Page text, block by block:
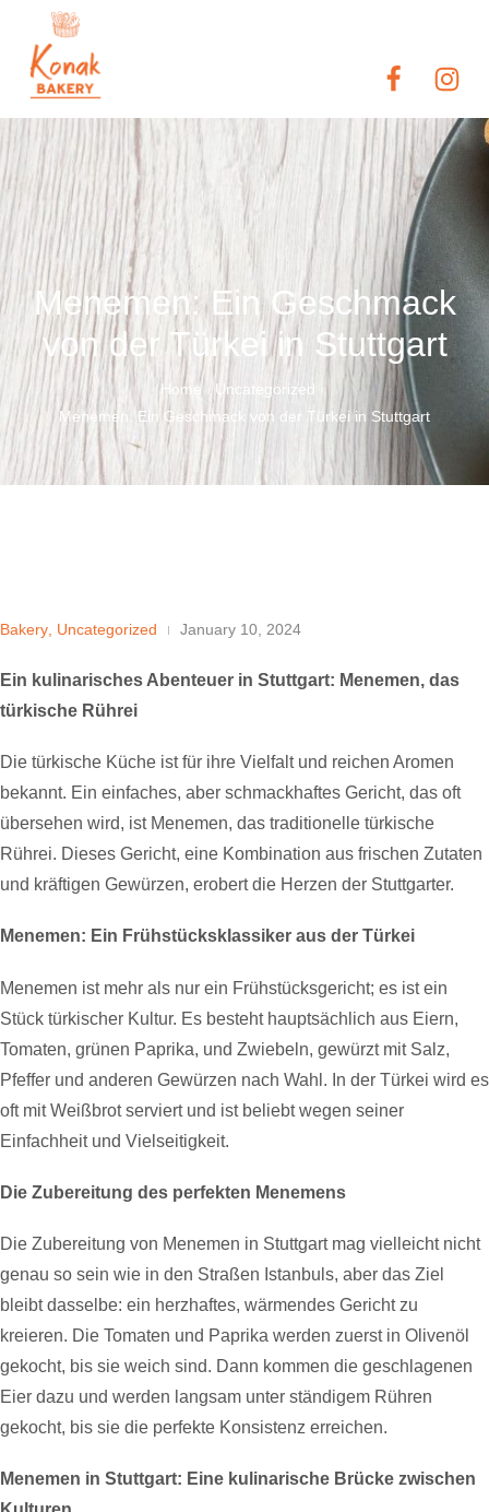
Menemen: Ein Geschmack
von der Türkei in Stuttgart
Home Uncategorized
Menemen: Ein Geschmack von der Türkei in Stuttgart
Bakery Uncategorized January 10, 2024
Ein kulinarisches Abenteuer in Stuttgart: Menemen, das
türkische Rührei
Die türkische Küche ist für ihre Vielfalt und reichen Aromen
bekannt. Ein einfaches, aber schmackhaftes Gericht, das oft
übersehen wird, ist Menemen, das traditionelle türkische
Rührei. Dieses Gericht, eine Kombination aus frischen Zutaten
und kräftigen Gewürzen, erobert die Herzen der Stuttgarter.
Menemen: Ein Frühstücksklassiker aus der Türkei
Menemen ist mehr als nur ein Frühstücksgericht; es ist ein
Stück türkischer Kultur. Es besteht hauptsächlich aus Eiern,
Tomaten, grünen Paprika, und Zwiebeln, gewürzt mit Salz,
Pfeffer und anderen Gewürzen nach Wahl. In der Türkei wird es
oft mit Weißbrot serviert und ist beliebt wegen seiner
Einfachheit und Vielseitigkeit.
Die Zubereitung des perfekten Menemens
Die Zubereitung von Menemen in Stuttgart mag vielleicht nicht
genau so sein wie in den Straßen Istanbuls, aber das Ziel
bleibt dasselbe: ein herzhaftes, wärmendes Gericht zu
kreieren. Die Tomaten und Paprika werden zuerst in Olivenöl
gekocht, bis sie weich sind. Dann kommen die geschlagenen
Eier dazu und werden langsam unter ständigem Rühren
gekocht, bis sie die perfekte Konsistenz erreichen.
Menemen in Stuttgart: Eine kulinarische Brücke zwischen